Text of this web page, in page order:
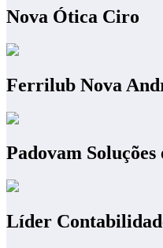
Nova Ótica Ciro
Ferrilub Nova
Padovam
Líder